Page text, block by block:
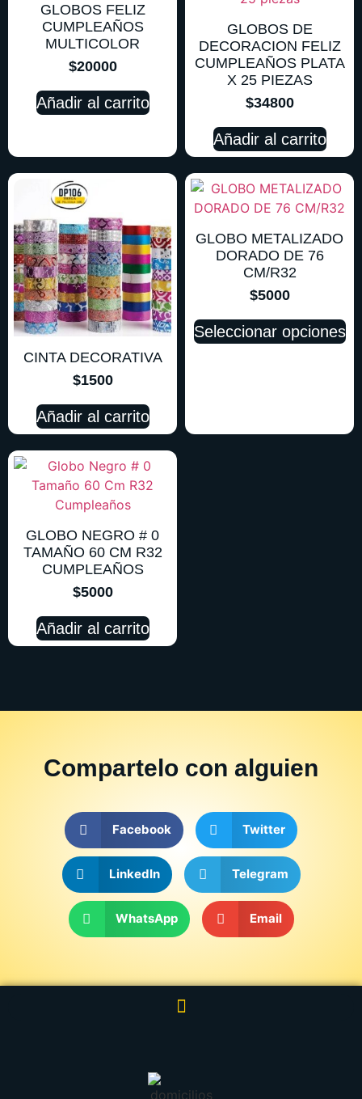
GLOBOS FELIZ
CUMPLEAÑOS
MULTICOLOR
$20000
Añadir al carrito
GLOBOS DE
DECORACION FELIZ
CUMPLEAÑOS PLATA
X 25 PIEZAS
$34800
Añadir al carrito
CINTA DECORATIVA
$1500
Añadir al carrito
GLOBO METALIZADO
DORADO DE 76
CM/R32
$5000
Seleccionar opciones
GLOBO NEGRO # 0
TAMAÑO 60 CM R32
CUMPLEAÑOS
$5000
Añadir al carrito
Compartelo con alguien
Facebook Twitter
LinkedIn Telegram
WhatsApp Email